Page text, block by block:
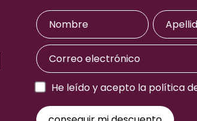
He leído y acepto la política